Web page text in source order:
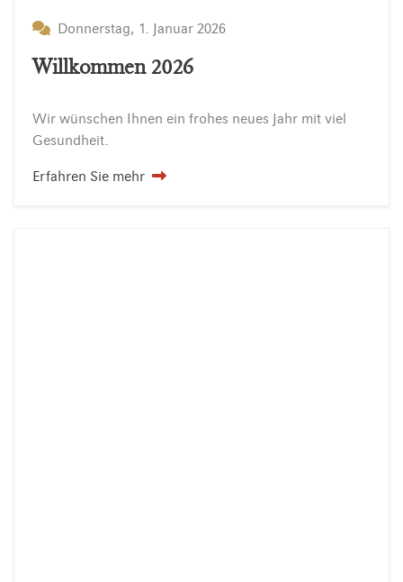
Donnerstag, 1. Januar 2026
Willkommen 2026
Wir wünschen Ihnen ein frohes neues Jahr mit viel
Gesundheit.
Erfahren Sie mehr